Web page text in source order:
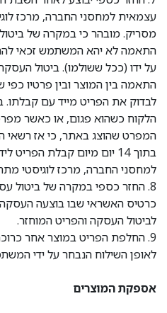
עצמאית למחסני החברה, מרכז
מסריק. מובהר כי במקרה של
התאמה לא יהא המשתמש זכאי
על ידו (ככל ששולמו). ביטול
התאמה בין המוצר ובין פרטיו
לבדוק את הפריט מייד עם קבלתו.
הלקוח כשהוא פגום, או כאשר
המפרט שהוצג באתר, כי אז
בתוך 14 יום מיום קבלת
למחסני החברה, מרכז לוגיסטי
8. החזר כספי במקרה של ביטול
לביטול העסקה והפריט המוחזר.
9. החלפת הפריט במוצר אחר
לאופן השילוח הנבחר על ידי
אספקת המוצרים